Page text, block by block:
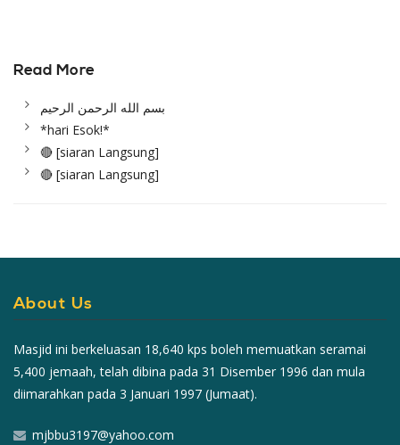
Read More
بسم الله الرحمن الرحيم
*hari Esok!*
🔴 [siaran Langsung]
🔴 [siaran Langsung]
About Us
Masjid ini berkeluasan 18,640 kps boleh memuatkan seramai
5,400 jemaah, telah dibina pada 31 Disember 1996 dan mula
diimarahkan pada 3 Januari 1997 (Jumaat).
mjbbu3197@yahoo.com